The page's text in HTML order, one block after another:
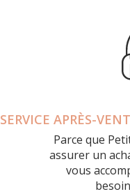
SERVICE APRÈS-
Parce que
assurer un
vous